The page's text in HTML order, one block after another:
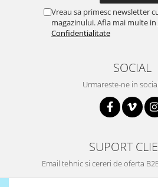
Suruburi, Piulite, Conectare
Espruino
Vreau sa primesc newsletter
magazinului. Afla mai multe in
Confidentialitate
SOCIAL
Urmareste-ne in
SUPORT
Email tehnic si cereri de oferta